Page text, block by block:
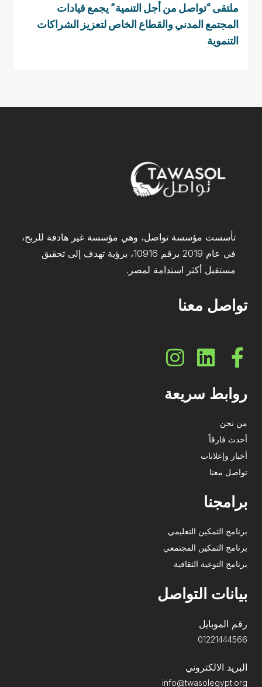
ملتقى “تواصل من أجل التنمية” يجمع قيادات
المجتمع المدني والقطاع الخاص لتعزيز الشراكات
التنموية
تأسست مؤسسة تواصل، وهي مؤسسة غير هادفة للربح،
في عام 2019 برقم 10916، برؤية تهدف إلى تحقيق
مستقبل أكثر استدامة لمصر.
تواصل معنا
روابط سريعة
من نحن
أحدث فارقاً
أخبار وإعلانات
تواصل معنا
برامجنا
برنامج التمكين التعليمي
برنامج التمكين المجتمعي
برنامج التوعية الثقافية
بيانات التواصل
رقم الموبايل
01221444566
البريد الالكتروني
info@twasolegypt.org